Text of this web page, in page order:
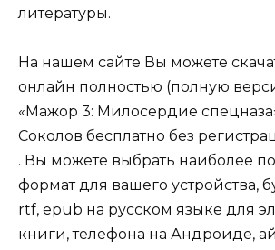
литературы.
На нашем сайте Вы можете
онлайн полностью (полную
«Мажор 3: Милосердие
Соколов бесплатно без
. Вы можете выбрать наиболее
формат для вашего устройства,
rtf, epub на русском языке для
книги, телефона на Андроиде,